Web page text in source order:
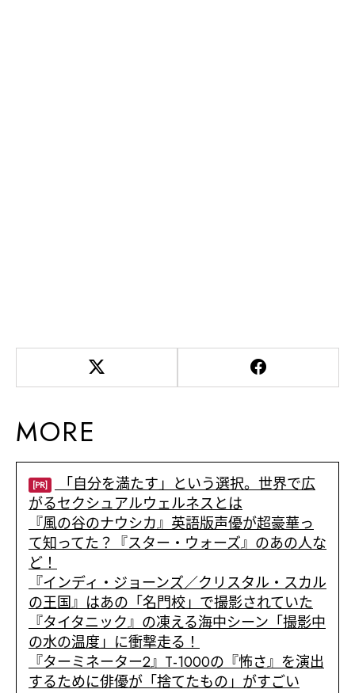
MORE
[PR]
「自分を満たす」という選択。世界で広
がるセクシュアルウェルネスとは
『風の谷のナウシカ』英語版声優が超豪華っ
て知ってた？『スター・ウォーズ』のあの人な
ど！
『インディ・ジョーンズ／クリスタル・スカル
の王国』はあの「名門校」で撮影されていた
『タイタニック』の凍える海中シーン「撮影中
の水の温度」に衝撃走る！
『ターミネーター2』T-1000の『怖さ』を演出
するために俳優が「捨てたもの」がすごい